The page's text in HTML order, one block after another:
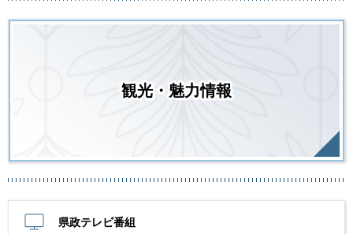
観光・魅力情報
県政テレビ番組